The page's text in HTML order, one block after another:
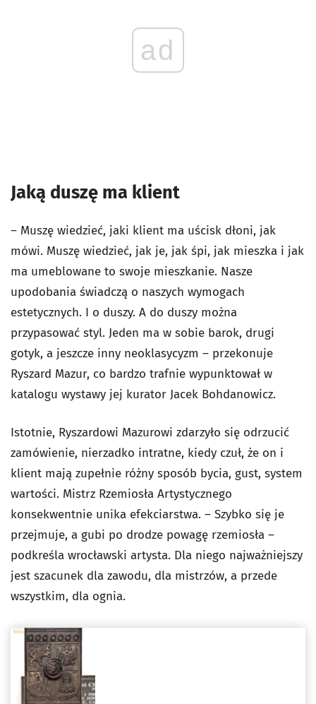
ad
Jaką duszę ma klient
– Muszę wiedzieć, jaki klient ma uścisk dłoni, jak
mówi. Muszę wiedzieć, jak je, jak śpi, jak mieszka i jak
ma umeblowane to swoje mieszkanie. Nasze
upodobania świadczą o naszych wymogach
estetycznych. I o duszy. A do duszy można
przypasować styl. Jeden ma w sobie barok, drugi
gotyk, a jeszcze inny neoklasycyzm – przekonuje
Ryszard Mazur, co bardzo trafnie wypunktował w
katalogu wystawy jej kurator Jacek Bohdanowicz.
Istotnie, Ryszardowi Mazurowi zdarzyło się odrzucić
zamówienie, nierzadko intratne, kiedy czuł, że on i
klient mają zupełnie różny sposób bycia, gust, system
wartości. Mistrz Rzemiosła Artystycznego
konsekwentnie unika efekciarstwa. – Szybko się je
przejmuje, a gubi po drodze powagę rzemiosła –
podkreśla wrocławski artysta. Dla niego najważniejszy
jest szacunek dla zawodu, dla mistrzów, a przede
wszystkim, dla ognia.